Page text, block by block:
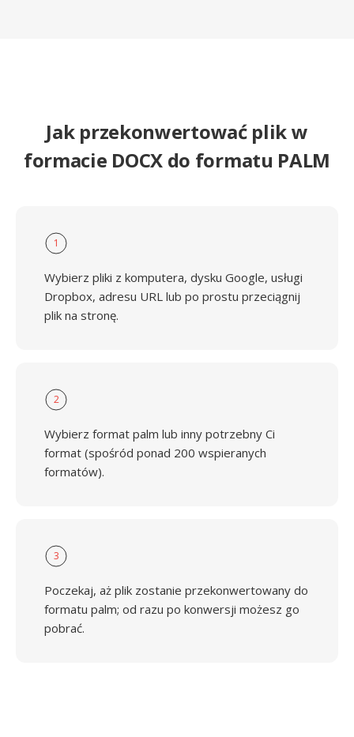
Jak przekonwertować plik w
formacie DOCX do formatu PALM
1
Wybierz pliki z komputera, dysku Google, usługi
Dropbox, adresu URL lub po prostu przeciągnij
plik na stronę.
2
Wybierz format palm lub inny potrzebny Ci
format (spośród ponad 200 wspieranych
formatów).
3
Poczekaj, aż plik zostanie przekonwertowany do
formatu palm; od razu po konwersji możesz go
pobrać.